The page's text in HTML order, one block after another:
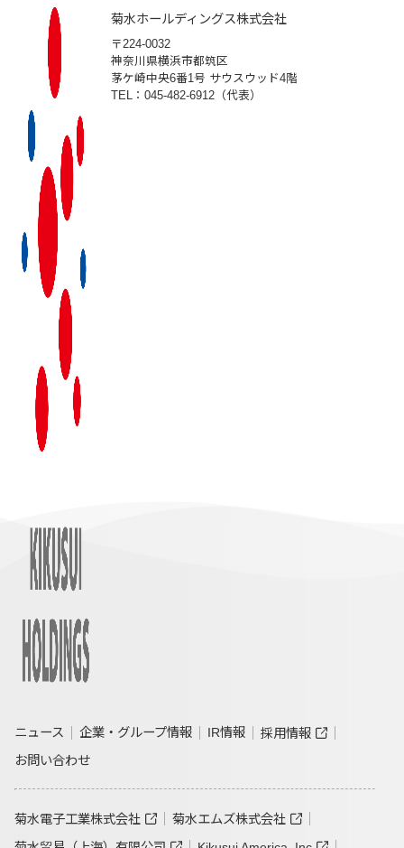
菊水ホールディングス株式会社
〒224-0032
神奈川県横浜市都筑区
茅ケ崎中央6番1号 サウスウッド4階
TEL：045-482-6912（代表）
ニュース 企業・グループ情報 IR情報
採用情報
お問い合わせ
菊水電子工業株式会社
菊水エムズ株式会社